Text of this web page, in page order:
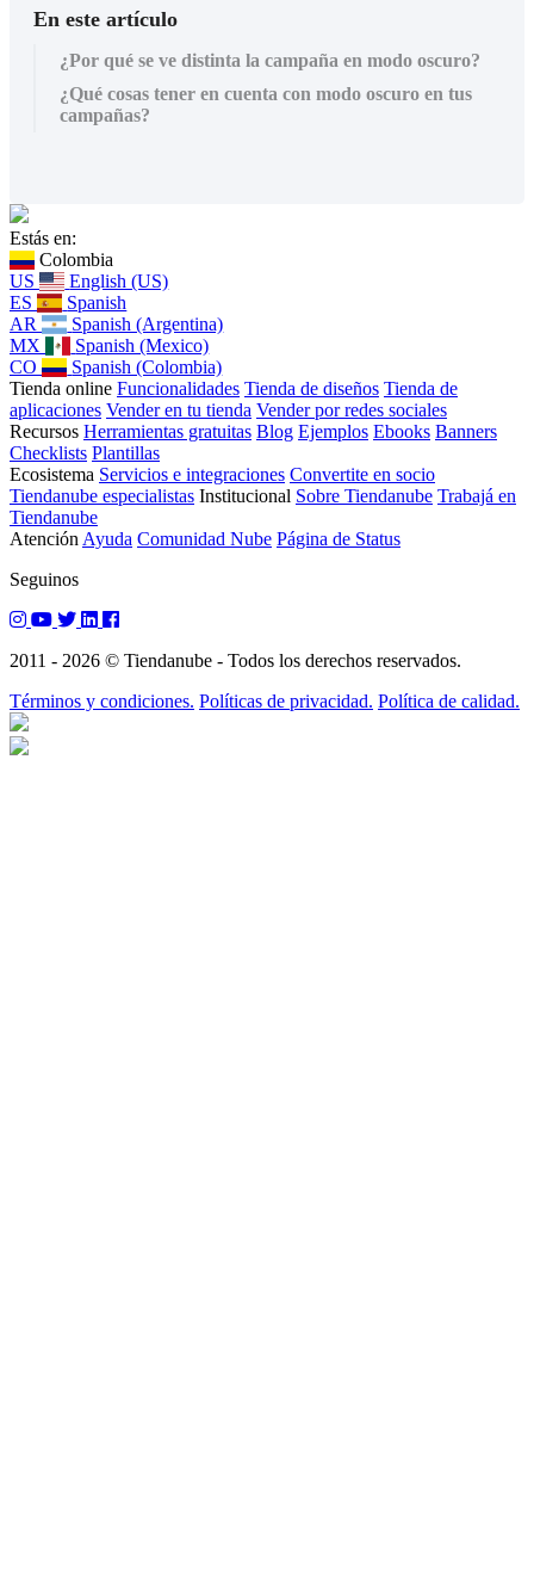
En este artículo
¿Por qué se ve distinta la campaña en modo oscuro?
¿Qué cosas tener en cuenta con modo oscuro en tus
campañas?
Estás en:
Colombia
US
English (US)
ES
Spanish
AR
Spanish (Argentina)
MX
Spanish (Mexico)
CO
Spanish (Colombia)
Tienda online Funcionalidades Tienda de diseños Tienda de
aplicaciones Vender en tu tienda Vender por redes sociales
Recursos Herramientas gratuitas Blog Ejemplos Ebooks Banners
Checklists Plantillas
Ecosistema Servicios e integraciones Convertite en socio
Tiendanube especialistas Institucional Sobre Tiendanube Trabajá en
Tiendanube
Atención Ayuda Comunidad Nube Página de Status
Seguinos
2011 - 2026 © Tiendanube - Todos los derechos reservados.
Términos y condiciones. Políticas de privacidad. Política de calidad.